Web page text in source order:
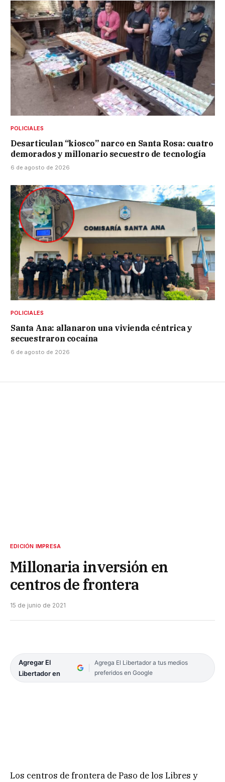
POLICIALES
Desarticulan “kiosco” narco en Santa Rosa: cuatro
demorados y millonario secuestro de tecnología
6 de agosto de 2026
POLICIALES
Santa Ana: allanaron una vivienda céntrica y
secuestraron cocaína
6 de agosto de 2026
EDICIÓN IMPRESA
Millonaria inversión en
centros de frontera
15 de junio de 2021
Agregar El
Libertador en
Agrega El Libertador a tus medios
preferidos en Google
Los centros de frontera de Paso de los Libres y